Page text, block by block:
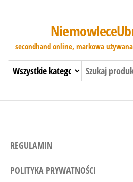
secondhand online, markowa
REGULAMIN
POLITYKA PRYWATNOŚCI